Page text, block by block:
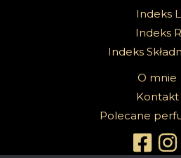
Indeks
Indeks
Indeks
O mnie
Kontakt
Polecane